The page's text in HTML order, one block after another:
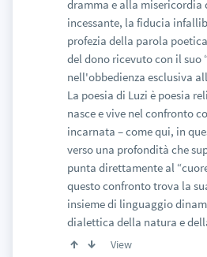
dramma e alla misericordia
incessante, la fiducia
profezia della parola
del dono ricevuto con il suo
nell'obbedienza esclusiva
La poesia di Luzi è poesia
nasce e vive nel confronto
incarnata – come qui, in
verso una profondità che
punta direttamente al
questo confronto trova la
insieme di linguaggio
dialettica della natura e
View